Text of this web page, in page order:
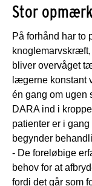
Stor
På forhånd har to
bliver overvåget
lægerne konstant
én gang om ugen
DARA ind i
patienter er i
begynder
- De foreløbige
behov for at
fordi det går som